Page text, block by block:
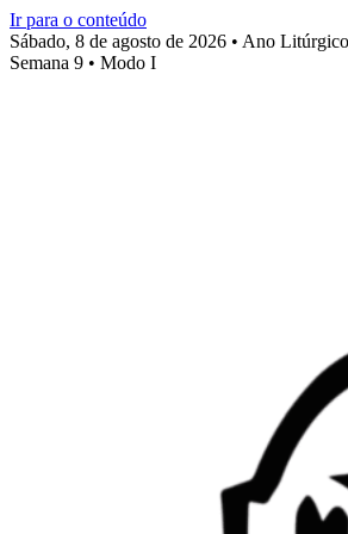
Ir para o conteúdo
Sábado, 8 de agosto de 2026 • Ano
Semana 9 • Modo I